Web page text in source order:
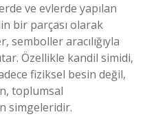
ve evlerde yapılan
bir parçası olarak
aracılığıyla
Özellikle kandil simidi,
fiziksel besin değil,
toplumsal
simgeleridir.